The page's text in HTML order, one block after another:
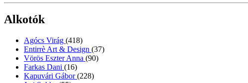
Alkotók
Agócs Virág (418)
Entirrè Art & Design (37)
Vörös Eszter Anna (90)
Farkas Dani (16)
Kapuvári Gábor(228)